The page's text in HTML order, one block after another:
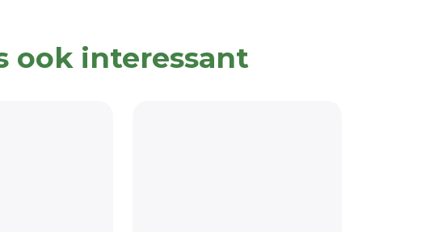
ook interessant